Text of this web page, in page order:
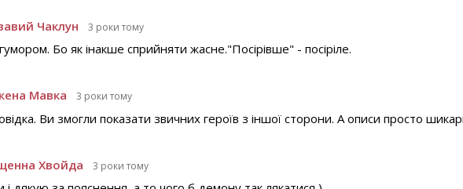
Чаклун 3 роки тому
Бо як інакше сприйняти жасне."Посірівше" - посіріле.
Мавка 3 роки тому
Ви змогли показати звичних героїв з іншої сторони. А описи просто
Хвойда 3 роки тому